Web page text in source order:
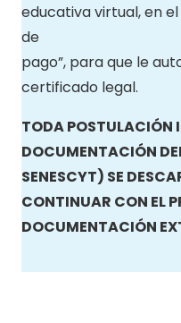
educativa virtual, en
de
pago”, para que le
certificado legal.
TODA POSTULACIÓN
DOCUMENTACIÓN
SENESCYT) SE
CONTINUAR CON EL
DOCUMENTACIÓN